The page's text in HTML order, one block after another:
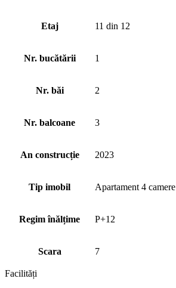
Etaj 11 din 12
Nr. bucătării 1
Nr. băi 2
Nr. balcoane 3
An construcție 2023
Tip imobil Apartament 4 camere
Regim înălțime P+12
Scara 7
Facilități